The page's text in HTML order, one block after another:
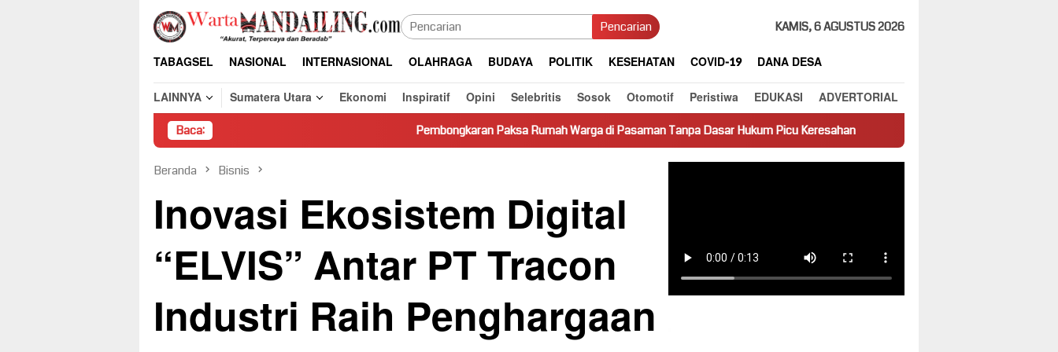
Loncat
konten
Pencarian KAMIS, 6 AGUSTUS 2026
TABAGSEL NASIONAL INTERNASIONAL OLAHRAGA BUDAYA POLITIK KESEHATAN COVID-19
DANA DESA
LAINNYA
Sumatera Utara Ekonomi Inspiratif Opini Selebritis Sosok Otomotif Peristiwa EDUKASI ADVERTORIAL
Baca: Pembongkaran Paksa Rumah Warga di Pasaman Tanpa Dasar Hukum Picu Keresahan Truk Miring Hambat Arus Lalu Lintas di Jalan
Beranda Bisnis
Inovasi Ekosistem Digital
“ELVIS” Antar PT Tracon
Industri Raih Penghargaan